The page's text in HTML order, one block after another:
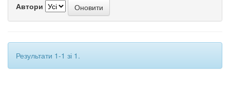
Автори
Результати 1-1 зі 1.